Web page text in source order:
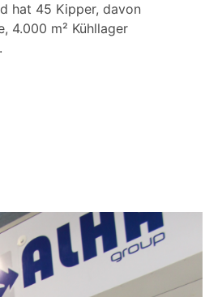
hat 45 Kipper, davon
4.000 m² Kühllager